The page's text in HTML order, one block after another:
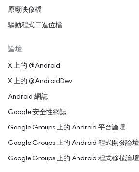
原廠映像檔
驅動程式二進位檔
論壇
X 上的 @Android
X 上的 @AndroidDev
Android 網誌
Google 安全性網誌
Google Groups 上的 Android 平台論壇
Google Groups 上的 Android 程式開發論壇
Google Groups 上的 Android 程式移植論壇